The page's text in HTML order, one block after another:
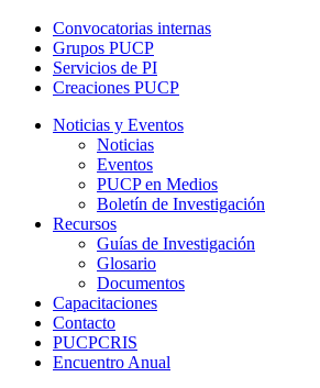
Convocatorias internas
Grupos PUCP
Servicios de PI
Creaciones PUCP
Noticias y Eventos
Noticias
Eventos
PUCP en Medios
Boletín de Investigación
Recursos
Guías de Investigación
Glosario
Documentos
Capacitaciones
Contacto
PUCPCRIS
Encuentro Anual